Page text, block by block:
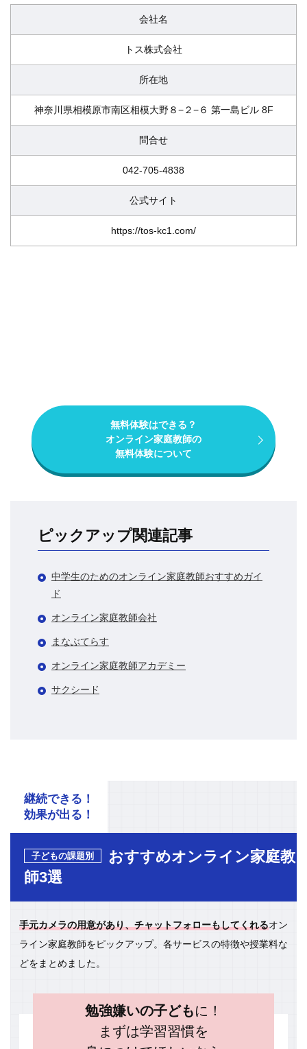
会社名
トス株式会社
所在地
神奈川県相模原市南区相模大野８−２−６ 第一島ビル 8F
問合せ
042-705-4838
公式サイト
https://tos-kc1.com/
無料体験はできる？
オンライン家庭教師の
無料体験について
ピックアップ関連記事
中学生のためのオンライン家庭教師おすすめガイ
ド
オンライン家庭教師会社
まなぶてらす
オンライン家庭教師アカデミー
サクシード
継続できる！
効果が出る！
子どもの課題別
おすすめオンライン家庭教
師3選
手元カメラの用意があり、チャットフォローもしてくれるオン
ライン家庭教師をピックアップ。各サービスの特徴や授業料な
どをまとめました。
勉強嫌いの子どもに！
まずは学習習慣を